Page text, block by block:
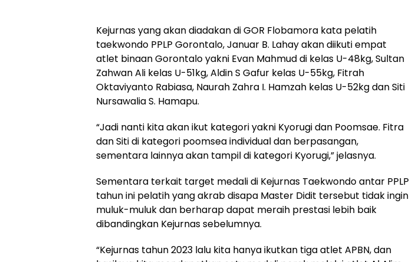
Kejurnas yang akan diadakan di GOR Flobamora kata pelatih
taekwondo PPLP Gorontalo, Januar B. Lahay akan diikuti empat
atlet binaan Gorontalo yakni Evan Mahmud di kelas U-48kg, Sultan
Zahwan Ali kelas U-51kg, Aldin S Gafur kelas U-55kg, Fitrah
Oktaviyanto Rabiasa, Naurah Zahra I. Hamzah kelas U-52kg dan Siti
Nursawalia S. Hamapu.
“Jadi nanti kita akan ikut kategori yakni Kyorugi dan Poomsae. Fitra
dan Siti di kategori poomsea individual dan berpasangan,
sementara lainnya akan tampil di kategori Kyorugi,” jelasnya.
Sementara terkait target medali di Kejurnas Taekwondo antar PPLP
tahun ini pelatih yang akrab disapa Master Didit tersebut tidak ingin
muluk-muluk dan berharap dapat meraih prestasi lebih baik
dibandingkan Kejurnas sebelumnya.
“Kejurnas tahun 2023 lalu kita hanya ikutkan tiga atlet APBN, dan